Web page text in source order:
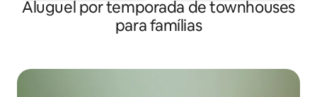
Aluguel por temporada de townhouses
para famílias